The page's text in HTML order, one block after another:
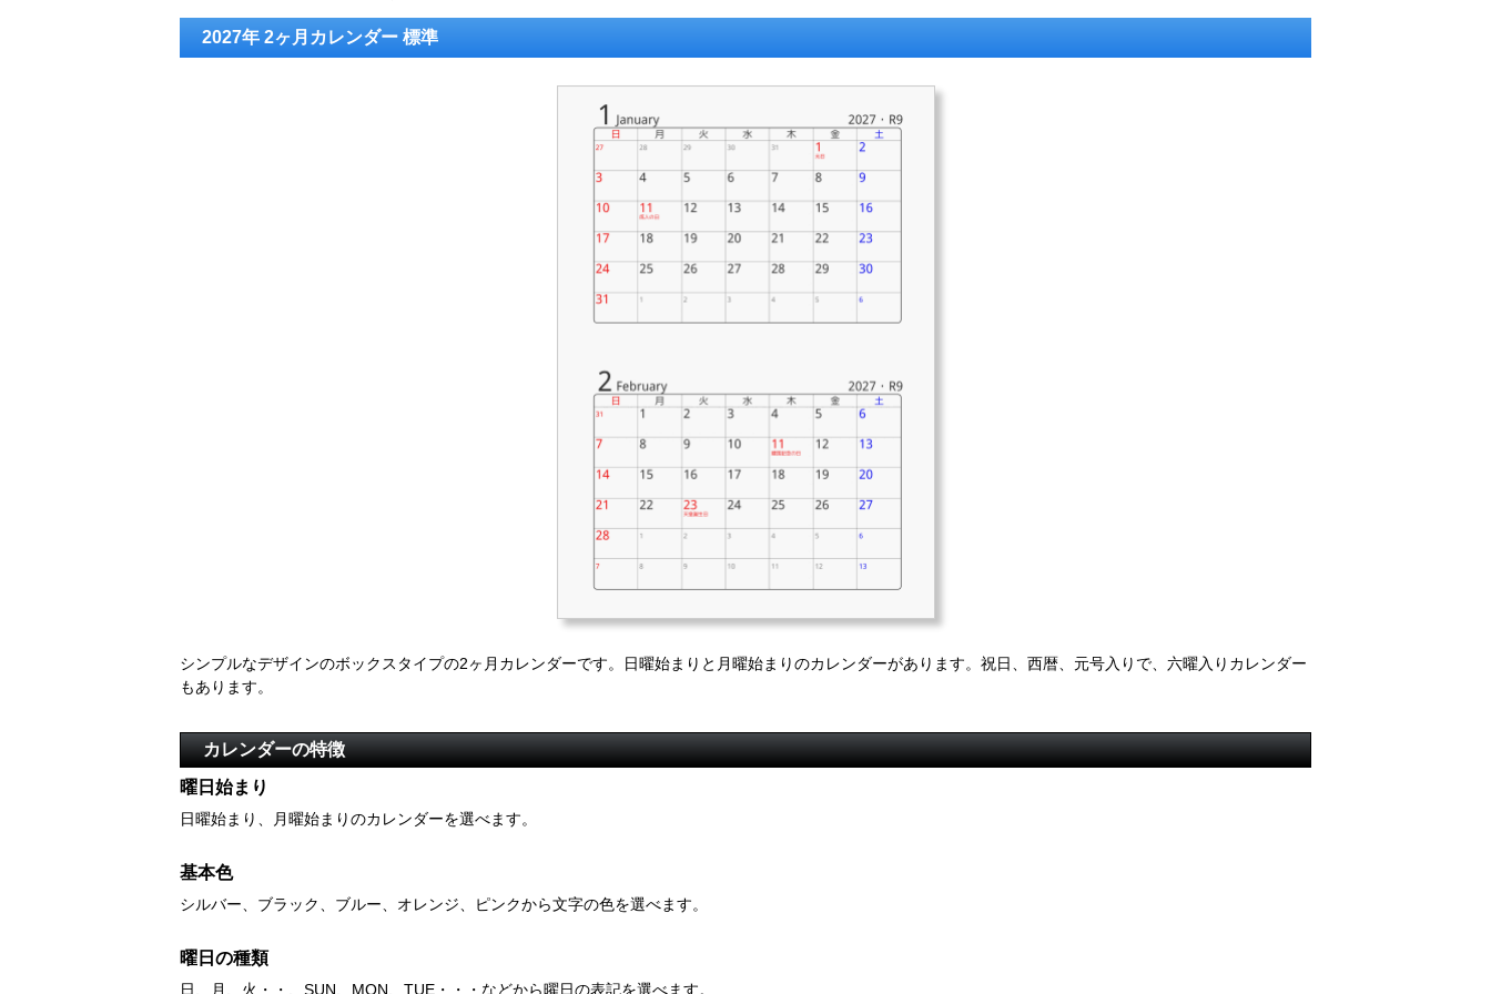
2027年 2ヶ月カレンダー 標準
シンプルなデザインのボックスタイプの2ヶ月カレンダーです。日曜始まりと月曜始まりのカレンダーがあります。祝日、西暦、元号入りで、六曜入りカレンダー
もあります。
カレンダーの特徴
曜日始まり
日曜始まり、月曜始まりのカレンダーを選べます。
基本色
シルバー、ブラック、ブルー、オレンジ、ピンクから文字の色を選べます。
曜日の種類
日、月、火・・、SUN、MON、TUE・・・などから曜日の表記を選べます。